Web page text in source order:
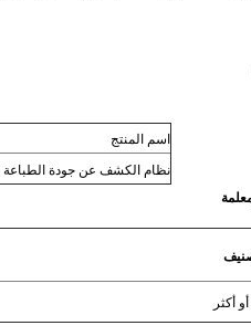
اسم المنتج
نظام الكشف عن جودة الطباعة V2.0